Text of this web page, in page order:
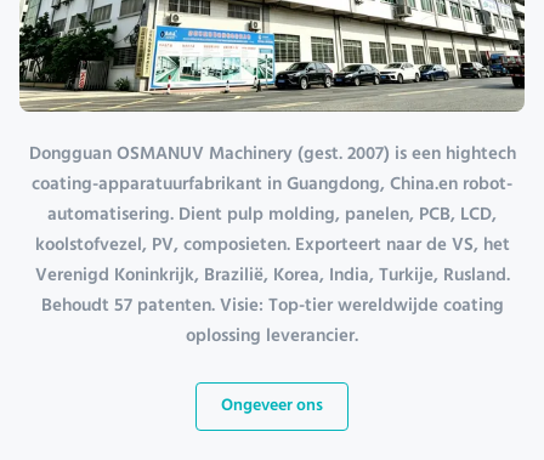
Dongguan OSMANUV Machinery (gest. 2007) is een hightech
coating-apparatuurfabrikant in Guangdong, China.en robot-
automatisering. Dient pulp molding, panelen, PCB, LCD,
koolstofvezel, PV, composieten. Exporteert naar de VS, het
Verenigd Koninkrijk, Brazilië, Korea, India, Turkije, Rusland.
Behoudt 57 patenten. Visie: Top-tier wereldwijde coating
oplossing leverancier.
Ongeveer ons